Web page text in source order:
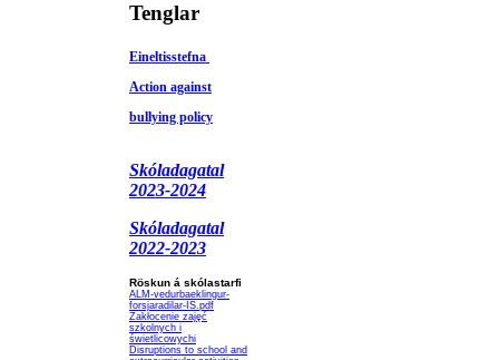
Tenglar
Eineltisstefna
Action against
bullying policy
Skóladagatal
2023-2024
Skóladagatal
2022-2023
Röskun á skólastarfi
ALM-vedurbaeklingur-
forsjaradilar-IS.pdf
Zakłocenie zajęć
szkolnych i
świetlicowychi
Disruptions to school and